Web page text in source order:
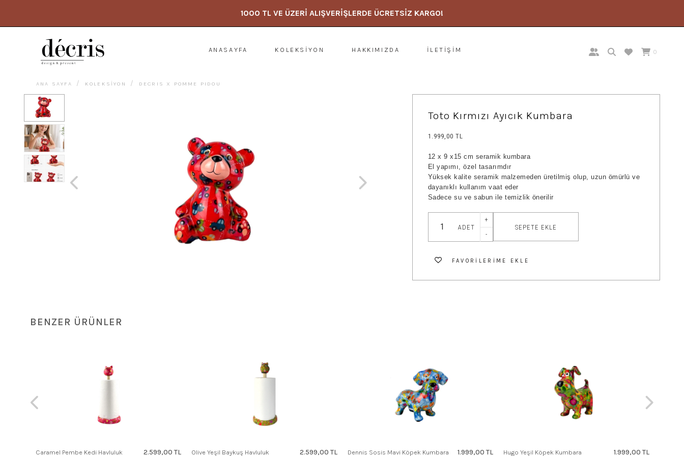
1000 TL VE ÜZERİ ALIŞVERİŞLERDE ÜCRETSİZ KARGO!
ANASAYFA KOLEKSİYON HAKKIMIZDA İLETİŞİM 0
ANA SAYFA KOLEKSİYON DECRIS X POMME PIDOU
Toto Kırmızı Ayıcık Kumbara
1.999,00 TL
12 x 9 x15 cm seramik kumbara
El yapımı, özel tasarımdır
Yüksek kalite seramik malzemeden üretilmiş olup, uzun ömürlü ve
dayanıklı kullanım vaat eder
Sadece su ve sabun ile temizlik önerilir
ADET
+
-
SEPETE EKLE
FAVORILERIME EKLE
BENZER ÜRÜNLER
Caramel Pembe Kedi Havluluk 2.599,00 TL Olive Yeşil Baykuş Havluluk 2.599,00 TL Dennis Sosis Mavi Köpek Kumbara 1.999,00 TL Hugo Yeşil Köpek Kumbara 1.999,00 TL